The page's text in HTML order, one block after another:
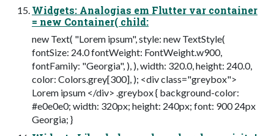
Widgets: Analogias em Flutter var container
= new Container( child:
new Text( "Lorem ipsum", style: new TextStyle(
fontSize: 24.0 fontWeight: FontWeight.w900,
fontFamily: "Georgia", ), ), width: 320.0, height: 240.0,
color: Colors.grey[300], ); <div class="greybox">
Lorem ipsum </div> .greybox { background-color:
#e0e0e0; width: 320px; height: 240px; font: 900 24px
Georgia; }